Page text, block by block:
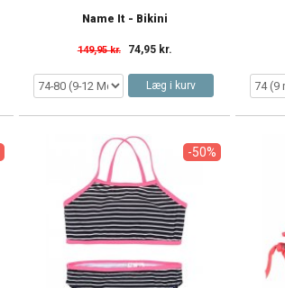
Name It - Bikini
149,95 kr. 74,95 kr.
Læg i kurv
-50%